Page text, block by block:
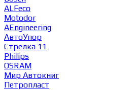
ALFeco
Motodor
AEngineering
АвтоУпор
Стрелка 11
Philips
OSRAM
Мир Автокниг
Петропласт